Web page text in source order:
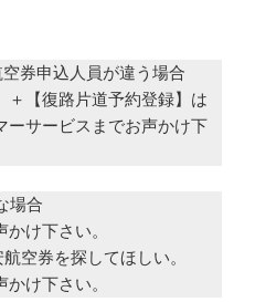
券申込人員が違う場合
＋【復路片道予約登録】は
ーサービスまでお声かけ下
場合
け下さい。
空券を探してほしい。
け下さい。